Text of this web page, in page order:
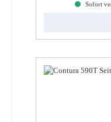
Sofort